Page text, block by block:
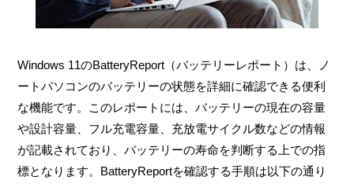
Windows 11のBatteryReport（バッテリーレポート）は、ノ
ートパソコンのバッテリーの状態を詳細に確認できる便利
な機能です。このレポートには、バッテリーの現在の容量
や設計容量、フル充電容量、充放電サイクル数などの情報
が記載されており、バッテリーの寿命を判断する上での指
標となります。BatteryReportを確認する手順は以下の通り